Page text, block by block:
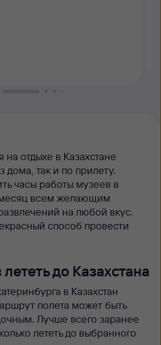
отдыхе в Казахстане
так и по прилету.
часы работы музеев в
всем желающим
на любой вкус.
способ провести
до Казахстана
в Казахстан
полета может быть
Лучше всего заранее
лететь до выбранного